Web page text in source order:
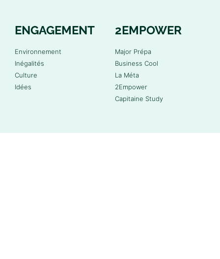
ENGAGEMENT
Environnement
Inégalités
Culture
Idées
2EMPOWER
Major Prépa
Business Cool
La Méta
2Empower
Capitaine Study